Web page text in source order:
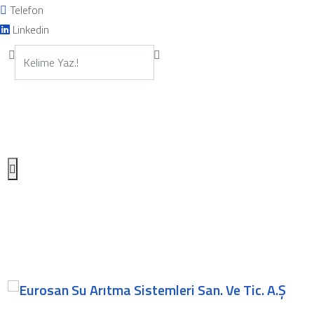
Telefon
Linkedin